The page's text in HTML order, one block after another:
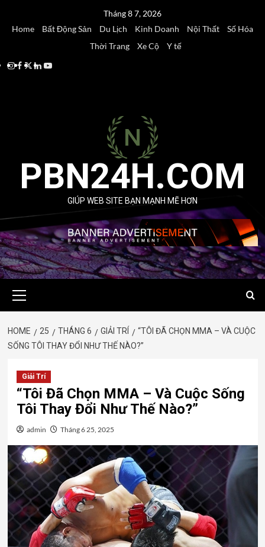
Tháng 8 7, 2026
Home
Bất Động Sản Du Lịch Kinh Doanh Nội Thất
Số Hóa
Thời Trang
Xe Cộ
Y tế
Instagram
Facebook
Twitter
Linkedin
Youtube
PBN24H.COM
GIÚP WEB SITE BẠN MẠNH MẼ HƠN
Menu
HOME 25 THÁNG 6 GIẢI TRÍ
“TÔI ĐÃ CHỌN MMA – VÀ CUỘC
SỐNG TÔI THAY ĐỔI NHƯ THẾ NÀO?”
Giải Trí
“Tôi Đã Chọn MMA – Và Cuộc Sống
Tôi Thay Đổi Như Thế Nào?”
admin Tháng 6 25, 2025